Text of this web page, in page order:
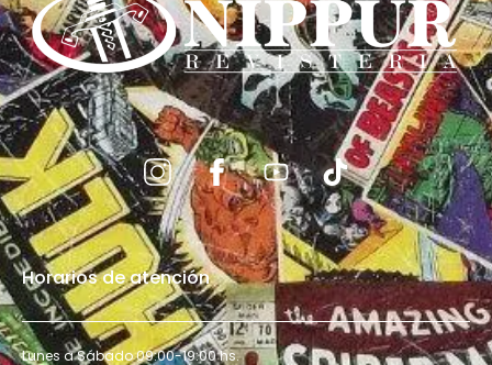
Horarios de atención
Lunes a Sábado 09:00-19:00 hs.